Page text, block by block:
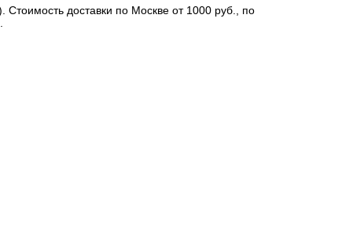
Стоимость доставки по Москве от 1000 руб., по